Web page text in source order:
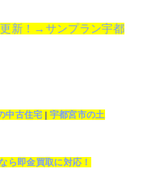
新！→サンプラン宇都
中古住宅 | 宇都宮市の土
ら即金買取に対応！